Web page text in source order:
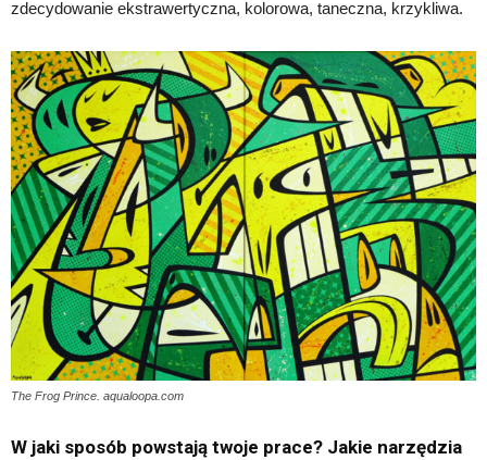
zdecydowanie ekstrawertyczna, kolorowa, taneczna, krzykliwa.
The Frog Prince. aqualoopa.com
W jaki sposób powstają twoje prace? Jakie narzędzia